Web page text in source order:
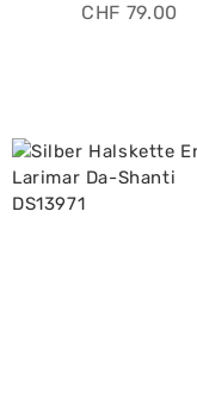
CHF 79.00